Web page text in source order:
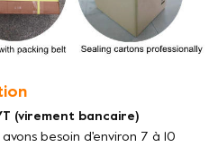
T (virement bancaire)
besoin d'environ 7 à 10